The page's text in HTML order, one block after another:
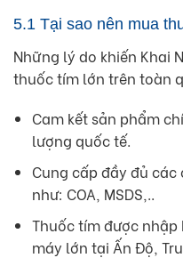
5.1 Tại sao nên mua
Những lý do khiến Khai
thuốc tím lớn trên toàn
Cam kết sản phẩm
lượng quốc tế.
Cung cấp đầy đủ
như: COA, MSDS,..
Thuốc tím được
máy lớn tại Ấn Độ,